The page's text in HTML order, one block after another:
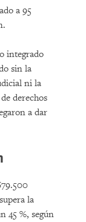
a 95
integrado
sin la
ni la
derechos
a dar
la
45 %, según